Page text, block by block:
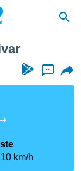
...
10 km/h